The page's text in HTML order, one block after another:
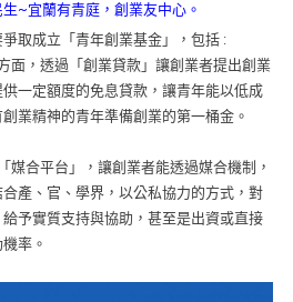
~宜蘭有青庭，創業友中心。
取成立「青年創業基金」，包括 :
面，透過「創業貸款」讓創業者提出創業
一定額度的免息貸款，讓青年能以低成
業精神的青年準備創業的第一桶金。
媒合平台」，讓創業者能透過媒合機制，
產、官、學界，以公私協力的方式，對
予實質支持與協助，甚至是出資或直接
率。